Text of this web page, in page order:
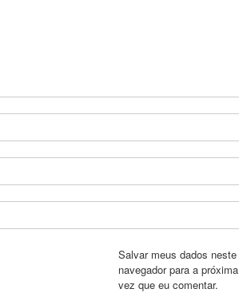
Salvar meus dados neste
navegador para a próxima
vez que eu comentar.